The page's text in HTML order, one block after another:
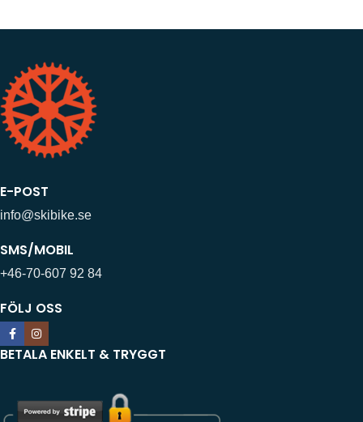
E-POST
info@skibike.se
SMS/MOBIL
+46-70-607 92 84
FÖLJ OSS
BETALA ENKELT & TRYGGT